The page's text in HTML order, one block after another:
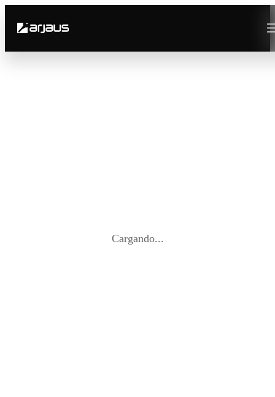
Cargando...